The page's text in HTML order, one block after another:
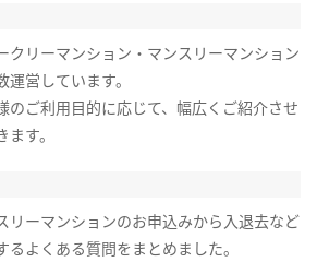
クリーマンション・マンスリーマンション
運営しています。
のご利用目的に応じて、幅広くご紹介させ
ます。
リーマンションのお申込みから入退去など
るよくある質問をまとめました。